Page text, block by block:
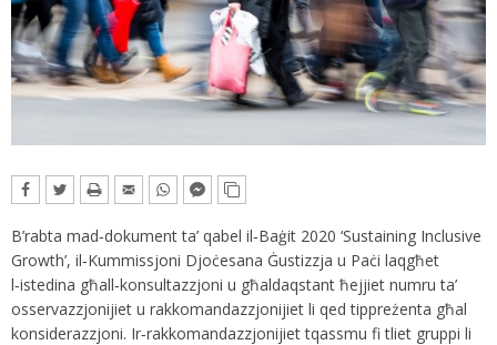
B’rabta mad‑dokument ta’ qabel il‑Baġit 2020 ‘Sustaining Inclusive
Growth’, il‑Kummissjoni Djoċesana Ġustizzja u Paċi laqgħet
l‑istedina għall‑konsultazzjoni u għaldaqstant ħejjiet numru ta’
osservazzjonijiet u rakkomandazzjonijiet li qed tippreżenta għal
konsiderazzjoni. Ir‑rakkomandazzjonijiet tqassmu fi tliet gruppi li